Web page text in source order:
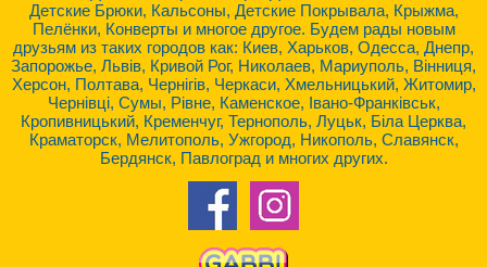
Детские Брюки, Кальсоны, Детские Покрывала, Крыжма,
Пелёнки, Конверты и многое другое. Будем рады новым
друзьям из таких городов как: Киев, Харьков, Одесса, Днепр,
Запорожье, Львів, Кривой Рог, Николаев, Мариуполь, Вінниця,
Херсон, Полтава, Чернігів, Черкаси, Хмельницький, Житомир,
Чернівці, Сумы, Рівне, Каменское, Івано-Франківськ,
Кропивницький, Кременчуг, Тернополь, Луцьк, Біла Церква,
Краматорск, Мелитополь, Ужгород, Никополь, Славянск,
Бердянск, Павлоград и многих других.